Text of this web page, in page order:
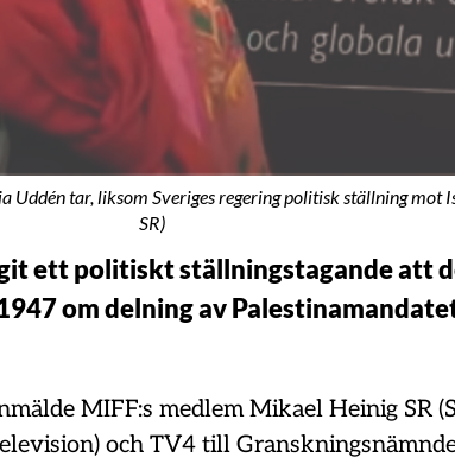
Uddén tar, liksom Sveriges regering politisk ställning mot
SR)
ett politiskt ställningstagande att
om delning av
MIFF:s medlem Mikael Heinig SR
och TV4 till